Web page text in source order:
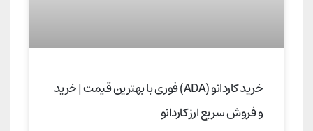
خرید کاردانو (ADA) فوری با بهترین قیمت | خرید
و فروش سریع ارز کاردانو